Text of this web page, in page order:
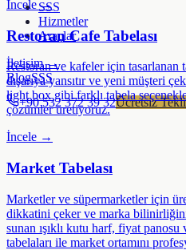
SSS
Hizmetler
Araçlar
İletişim →
BlogSSS
+90 532 372 39 32Ücretsiz
İncele →
Restoran Cafe Tabelası
Restoran ve kafeler için tasarlanan
dışarıya yansıtır ve yeni müşteri
light box gibi farklı tabela
çözümler üretiyoruz.
İncele →
Market Tabelası
Marketler ve süpermarketler için
dikkatini çeker ve marka
sunan ışıklı kutu harf, fiyat
tabelaları ile market ortamını